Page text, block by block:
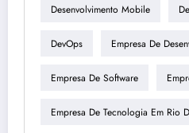
Desenvolvimento Mobile
DevOps Empresa De
Empresa De Software
Empresa De Tecnologia Em Rio